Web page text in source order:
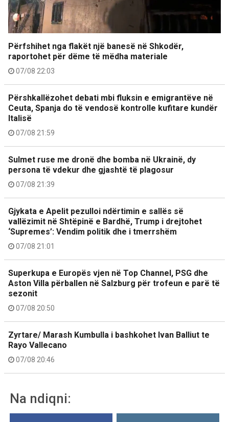
Përfshihet nga flakët një banesë në Shkodër,
raportohet për dëme të mëdha materiale
07/08 22:03
Përshkallëzohet debati mbi fluksin e emigrantëve në
Ceuta, Spanja do të vendosë kontrolle kufitare kundër
Italisë
07/08 21:59
Sulmet ruse me dronë dhe bomba në Ukrainë, dy
persona të vdekur dhe gjashtë të plagosur
07/08 21:39
Gjykata e Apelit pezulloi ndërtimin e sallës së
vallëzimit në Shtëpinë e Bardhë, Trump i drejtohet
‘Supremes’: Vendim politik dhe i tmerrshëm
07/08 21:01
Superkupa e Europës vjen në Top Channel, PSG dhe
Aston Villa përballen në Salzburg për trofeun e parë të
sezonit
07/08 20:50
Zyrtare/ Marash Kumbulla i bashkohet Ivan Balliut te
Rayo Vallecano
07/08 20:46
Na ndiqni: